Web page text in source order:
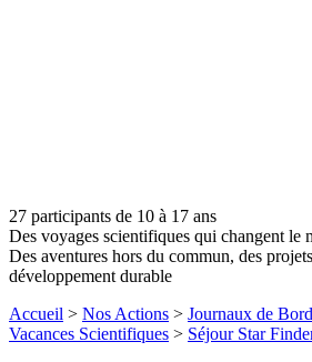
27 participants de 10 à 17 ans
Des voyages scientifiques qui changent le
Des aventures hors du commun, des
développement durable
Accueil > Nos Actions > Journaux de
Vacances Scientifiques > Séjour Star